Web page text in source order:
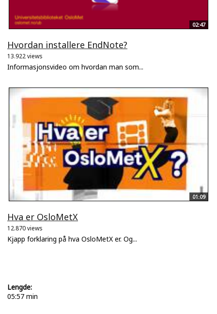
02:47
Hvordan installere EndNote?
13.922 views
Informasjonsvideo om hvordan man som...
01:09
Hva er OsloMetX
12.870 views
Kjapp forklaring på hva OsloMetX er. Og...
Lengde:
05:57 min